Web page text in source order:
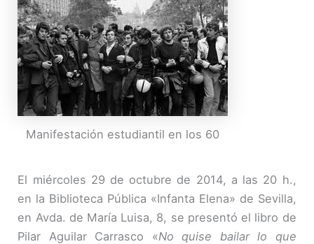
Manifestación estudiantil en los 60
El miércoles 29 de octubre de 2014, a las 20 h.,
en la Biblioteca Pública «Infanta Elena» de Sevilla,
en Avda. de María Luisa, 8, se presentó el libro de
Pilar Aguilar Carrasco «No quise bailar lo que